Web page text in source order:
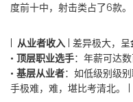
度前十中，射击类占了6款。 |
‍ 从业者收入 | 差异极大，呈
• 顶层职业选手：年薪可达
• 基层从业者：如低级别级
手极难，难，堪比考清北。 |